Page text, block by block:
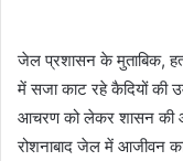
जेल प्रशासन के मुताबिक,
में सजा काट रहे कैदियों
आचरण को लेकर शासन की ओर
रोशनाबाद जेल में आजीवन